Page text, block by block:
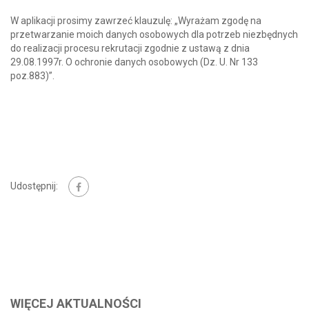
W aplikacji prosimy zawrzeć klauzulę: „Wyrażam zgodę na
przetwarzanie moich danych osobowych dla potrzeb niezbędnych
do realizacji procesu rekrutacji zgodnie z ustawą z dnia
29.08.1997r. O ochronie danych osobowych (Dz. U. Nr 133
poz.883)”.
Udostępnij:
WIĘCEJ AKTUALNOŚCI